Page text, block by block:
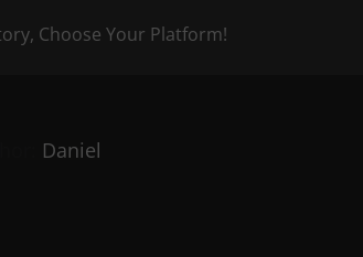
Choose Your Platform!
Daniel